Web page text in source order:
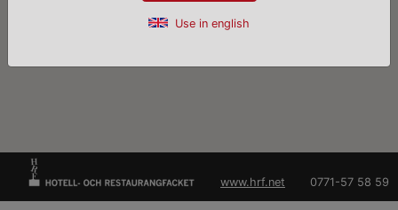
www.hrf.net 0771-57 58 59
Use in english